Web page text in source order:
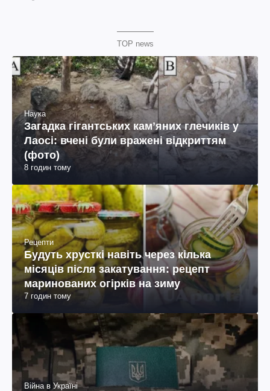
TOP news
Наука
Загадка гігантських камʼяних глечиків у
Лаосі: вчені були вражені відкриттям
(фото)
8 годин тому
Рецепти
Будуть хрусткі навіть через кілька
місяців після закатування: рецепт
маринованих огірків на зиму
7 годин тому
Війна в Україні